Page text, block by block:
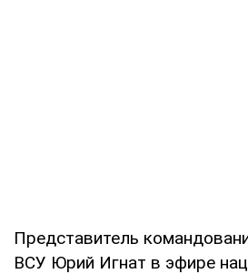
Представитель
ВСУ Юрий Игнат в эфире